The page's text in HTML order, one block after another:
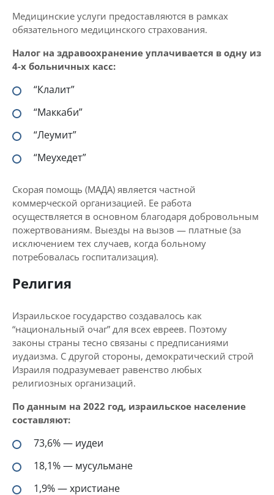
Медицинские услуги предоставляются в рамках
обязательного медицинского страхования.
Налог на здравоохранение уплачивается в одну из
4-х больничных касс:
“Клалит”
“Маккаби”
“Леумит”
“Меухедет”
Скорая помощь (МАДА) является частной
коммерческой организацией. Ее работа
осуществляется в основном благодаря добровольным
пожертвованиям. Выезды на вызов — платные (за
исключением тех случаев, когда больному
потребовалась госпитализация).
Религия
Израильское государство создавалось как
“национальный очаг” для всех евреев. Поэтому
законы страны тесно связаны с предписаниями
иудаизма. С другой стороны, демократический строй
Израиля подразумевает равенство любых
религиозных организаций.
По данным на 2022 год, израильское население
составляют:
73,6% — иудеи
18,1% — мусульмане
1,9% — христиане